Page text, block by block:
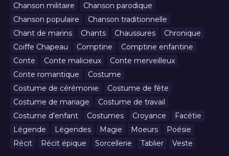
Chanson militaire
Chanson parodique
Chanson populaire
Chanson traditionnelle
Chant de marins
Chants Chaussures
Chronique
Coiffe Chapeau
Comptine
Comptine enfantine
Conte
Conte malicieux
Conte merveilleux
Conte romantique
Costume
Costume de cérémonie
Costume de fête
Costume de mariage
Costume de travail
Costume d’enfant
Costumes Croyance
Facétie
Légende
Légendes Magie Moeurs
Poésie
Récit
Récit épique Sorcellerie Tablier Veste